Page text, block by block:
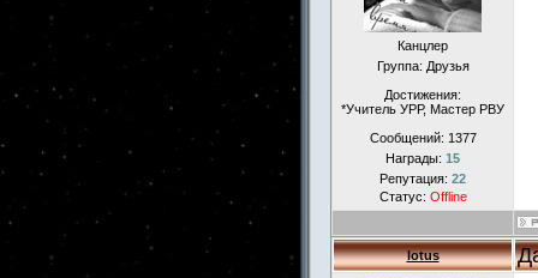
Канцлер
Группа: Друзья
Достижения:
*Учитель УРР, Мастер РВУ
Сообщений: 1377
Награды: 15
Репутация: 22
Статус: Offline
lotus